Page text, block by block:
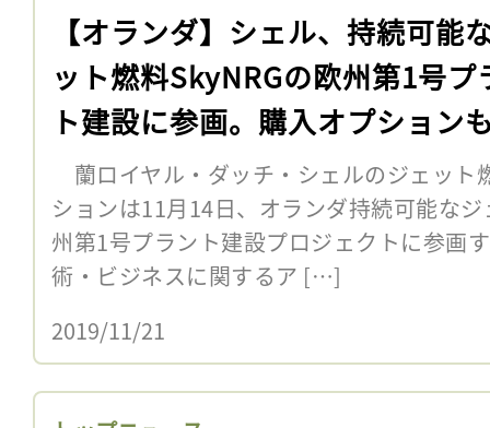
【オランダ】シェル、持続可能
ット燃料SkyNRGの欧州第1号プ
ト建設に参画。購入オプション
蘭ロイヤル・ダッチ・シェルのジェット
ションは11月14日、オランダ持続可能な
州第1号プラント建設プロジェクトに参画
術・ビジネスに関するア […]
2019/11/21